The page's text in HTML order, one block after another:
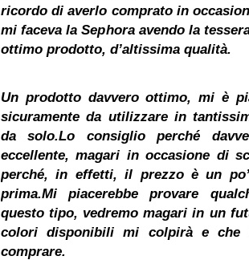
ricordo di averlo comprato in
mi faceva la Sephora avendo la
ottimo prodotto, d’altissima qualità.
Un prodotto davvero ottimo, mi è
sicuramente da utilizzare in
da solo.Lo consiglio perché
eccellente, magari in occasione di
perché, in effetti, il prezzo è un
prima.Mi piacerebbe provare
questo tipo, vedremo magari in un
colori disponibili mi colpirà e che
comprare.